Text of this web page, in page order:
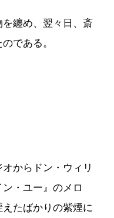
纏め、翌々日、斎
である。
からドン・ウィリ
・ユー』のメロ
たばかりの紫煙に